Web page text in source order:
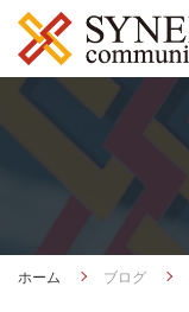
ホーム ブログ